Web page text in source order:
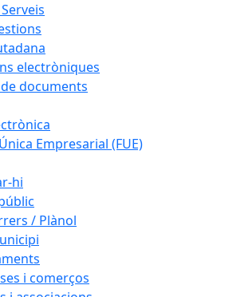
electròniques
documents
Empresarial (FUE)
hi
/ Plànol
i comerços